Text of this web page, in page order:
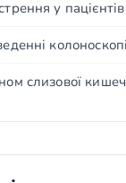
у
слизової